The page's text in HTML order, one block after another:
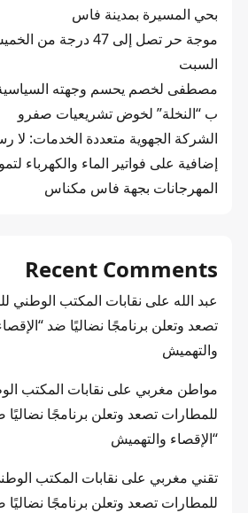
بحي المسيرة بمدينة فاس
موجة حر تصل إلى 47 درجة
السبت
مصطفى لخصم يحسم وجهته
ب “النخلة” لخوض تشريعيات صفرو
الشركة الجهوية متعددة الخدمات: لا
إضافية على فواتير الماء والكهرباء
المهرجانات بجهة فاس مكناس
Recent Comments
عبد الله على نقابات المكتب الوطني
تصعد وتعلن برنامجًا نضاليًا ضد
والتهميش
مواطن مغربي على نقابات المكتب
للمطارات تصعد وتعلن برنامجًا نضاليًا
“الإقصاء والتهميش
تقني مغربي على نقابات المكتب
للمطارات تصعد وتعلن برنامجًا نضاليًا